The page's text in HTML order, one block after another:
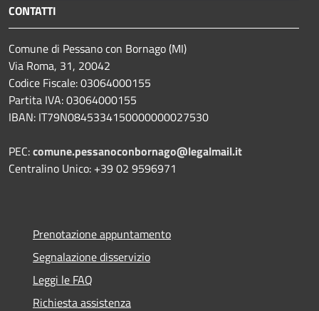
CONTATTI
Comune di Pessano con Bornago (MI)
Via Roma, 31, 20042
Codice Fiscale: 03064000155
Partita IVA: 03064000155
IBAN: IT79N0845334150000000027530
PEC:comune.pessanoconbornago@legalmail.it
Centralino Unico: +39 02 9596971
Prenotazione appuntamento
Segnalazione disservizio
Leggi le FAQ
Richiesta assistenza